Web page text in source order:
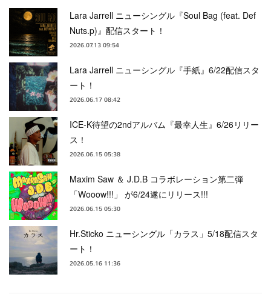
Lara Jarrell ニューシングル『Soul Bag (feat. Def
Nuts.p)』配信スタート！
2026.07.13 09:54
Lara Jarrell ニューシングル『手紙』6/22配信スタ
ート！
2026.06.17 08:42
ICE-K待望の2ndアルバム『最幸人生』6/26リリー
ス！
2026.06.15 05:38
Maxim Saw ＆ J.D.B コラボレーション第二弾
「Wooow!!!」 が6/24遂にリリース!!!
2026.06.15 05:30
Hr.Sticko ニューシングル「カラス」5/18配信スタ
ート！
2026.05.16 11:36